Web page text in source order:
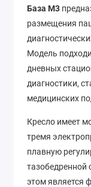
База М3
размещения
Модель
дневных
диагностики,
медицинских
Кресло имеет
тремя
плавную
тазобедренной
этом является